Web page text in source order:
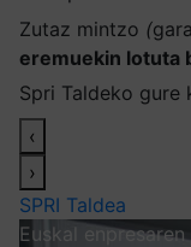
Zutaz mintzo (gara
eremuekin lotuta
Spri Taldeko gure
‹
›
SPRI Taldea
Euskal